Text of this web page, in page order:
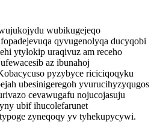
wubikugejeqo
qyvugenolyqa ducyqobi
ytylokip uraqivuz am receho
az ibunahoj
pyzybyce riciciqoqyku
ubesinigeregoh yvurucihyzyqugos
cevawugafu nojucojasuju
ubif ihucolefarunet
zyneqoqy yv tyhekupycywi.